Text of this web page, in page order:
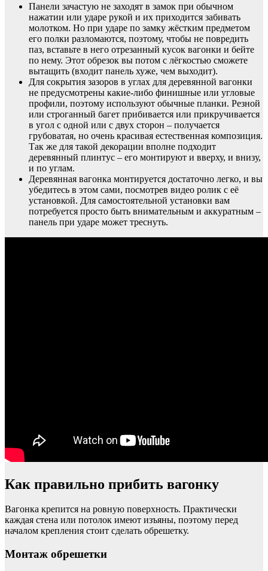
Панели зачастую не заходят в замок при обычном
нажатии или ударе рукой и их приходится забивать
молотком. Но при ударе по замку жёстким предметом
его полки разломаются, поэтому, чтобы не повредить
паз, вставьте в него отрезанный кусок вагонки и бейте
по нему. Этот обрезок вы потом с лёгкостью сможете
вытащить (входит панель хуже, чем выходит).
Для сокрытия зазоров в углах для деревянной вагонки
не предусмотрены какие-либо финишные или угловые
профили, поэтому используют обычные планки. Резной
или строганный багет прибивается или прикручивается
в угол с одной или с двух сторон – получается
грубоватая, но очень красивая естественная композиция.
Так же для такой декорации вполне подходит
деревянный плинтус – его монтируют и вверху, и внизу,
и по углам.
Деревянная вагонка монтируется достаточно легко, и вы
убедитесь в этом сами, посмотрев видео ролик с её
установкой. Для самостоятельной установки вам
потребуется просто быть внимательным и аккуратным –
панель при ударе может треснуть.
Как правильно прибить вагонку
Вагонка крепится на ровную поверхность. Практически
каждая стена или потолок имеют изъяны, поэтому перед
началом крепления стоит сделать обрешетку.
Монтаж обрешетки